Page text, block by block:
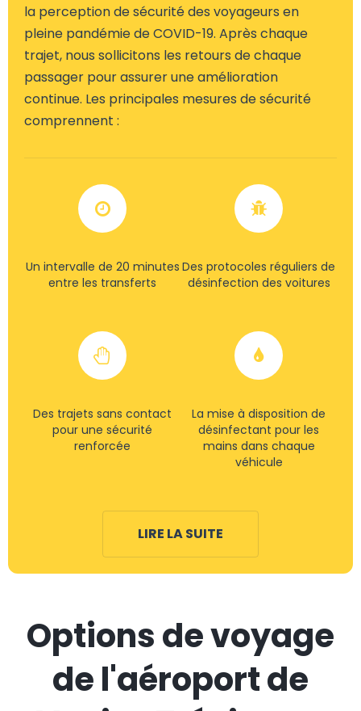
la perception de sécurité des voyageurs en
pleine pandémie de COVID-19. Après chaque
trajet, nous sollicitons les retours de chaque
passager pour assurer une amélioration
continue. Les principales mesures de sécurité
comprennent :
Un intervalle de 20 minutes
entre les transferts
Des protocoles réguliers de
désinfection des voitures
Des trajets sans contact
pour une sécurité
renforcée
La mise à disposition de
désinfectant pour les
mains dans chaque
véhicule
LIRE LA SUITE
Options de voyage
de l'aéroport de